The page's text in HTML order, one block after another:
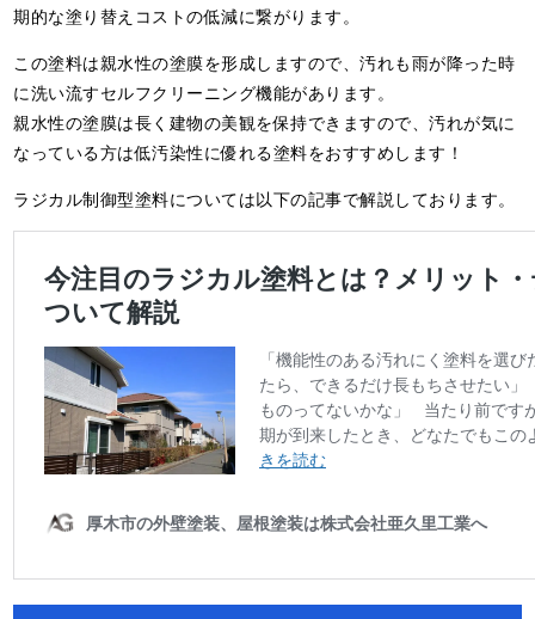
期的な塗り替えコストの低減に繋がります。
この塗料は親水性の塗膜を形成しますので、汚れも雨が降った時
に洗い流すセルフクリーニング機能があります。
親水性の塗膜は長く建物の美観を保持できますので、汚れが気に
なっている方は低汚染性に優れる塗料をおすすめします！
ラジカル制御型塗料については以下の記事で解説しております。